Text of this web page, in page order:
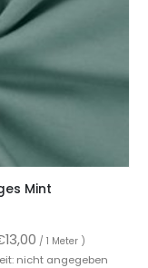
Mint
13,00 / 1 Meter )
nicht angegeben